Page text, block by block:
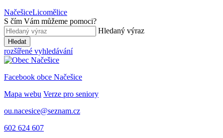
NačešiceLicomělice
S čím Vám můžeme pomoci?
Hledaný výraz
Hledat
rozšířené vyhledávání
Facebook obce Načešice
Mapa webu Verze pro seniory
ou.nacesice@seznam.cz
602 624 607